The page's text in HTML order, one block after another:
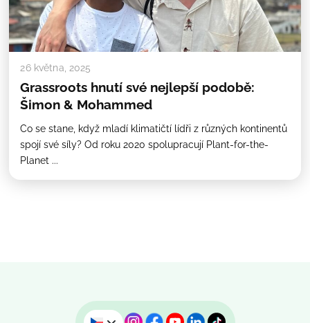
26 května, 2025
Grassroots hnutí své nejlepší podobě:
Šimon & Mohammed
Co se stane, když mladí klimatičtí lídři z různých kontinentů
spojí své síly? Od roku 2020 spolupracují Plant-for-the-
Planet ...